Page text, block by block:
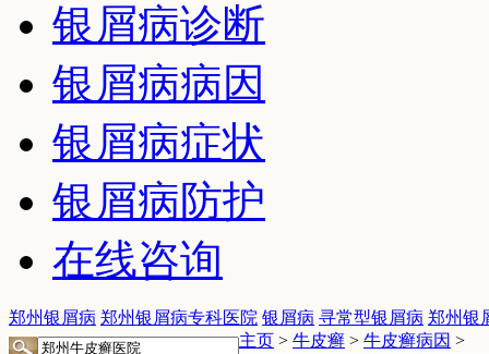
银屑病诊断
银屑病病因
银屑病症状
银屑病防护
在线咨询
郑州银屑病 郑州银屑病专科医院 银屑病 寻常型银屑病 郑州银
主页 > 牛皮癣 > 牛皮癣病因 >